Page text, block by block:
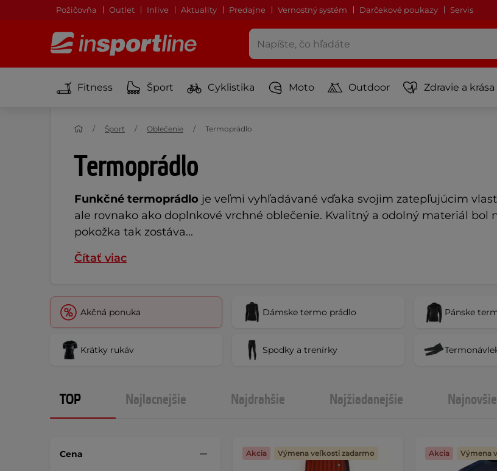
Požičovňa Outlet Inlive Aktuality Predajne Vernostný systém Darčekové poukazy Servis
Fitness Šport Cyklistika Moto Outdoor Zdravie a krása
Termoprádlo
Funkčné termoprádlo je veľmi vyhľadávané vďaka svojim zatepľujúcim
ale rovnako ako doplnkové vrchné oblečenie. Kvalitný a odolný materiál bol
pokožka tak zostáva...
Čítať viac
Šport Oblečenie Termoprádlo
Akčná ponuka Dámske termo prádlo Pánske
Krátky rukáv Spodky a trenírky
TOP Najlacnejšie Najdrahšie Najžiadanejšie Najnovšie
Cena Akcia Výmena veľkosti zadarmo Akcia Výmena